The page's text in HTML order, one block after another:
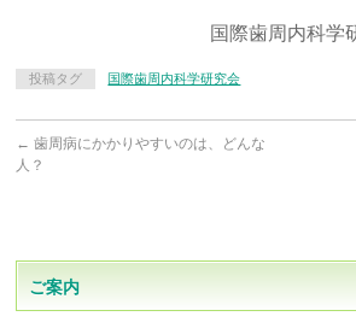
国際歯周内科学
投稿タグ 国際歯周内科学研究会
← 歯周病にかかりやすいのは、どんな
人？
ご案内